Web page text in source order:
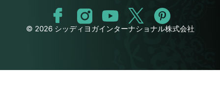
© 2026 シッディヨガインターナショナル株式会社